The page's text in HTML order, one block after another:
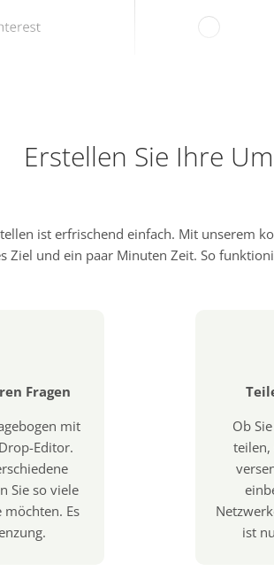
Erstellen Sie Ihre
ist erfrischend einfach. Mit unserem
Ziel und ein paar Minuten Zeit. So
Fragen
mit
Editor.
Sie so viele
möchten. Es
Ob
teilen,
ist